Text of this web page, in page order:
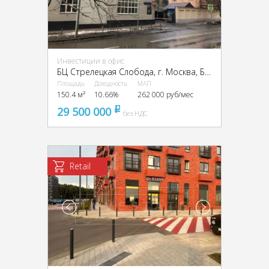
Инвестиции в офис
Площадь
150.4 м²
Доходность
10.66%
МАП
262 000 руб/мес
29 500 000 pуббез НДС
Retail